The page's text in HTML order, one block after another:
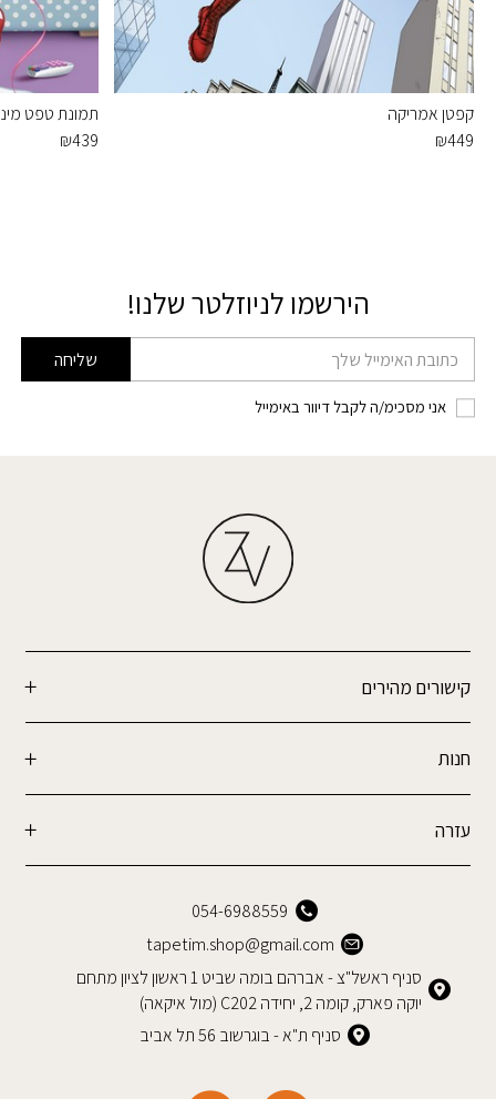
קפטן אמריקה
₪449
תמונת טפט מיני
₪439
הירשמו לניוזלטר שלנו!
דוא׳׳ל שליחה
אני מסכימ/ה לקבל דיוור באימייל
קישורים מהירים
חנות
עזרה
054-6988559
tapetim.shop@gmail.com
סניף ראשל"צ - אברהם בומה שביט 1 ראשון לציון מתחם
יוקה פארק, קומה 2, יחידה C202 (מול איקאה)
סניף ת"א - בוגרשוב 56 תל אביב